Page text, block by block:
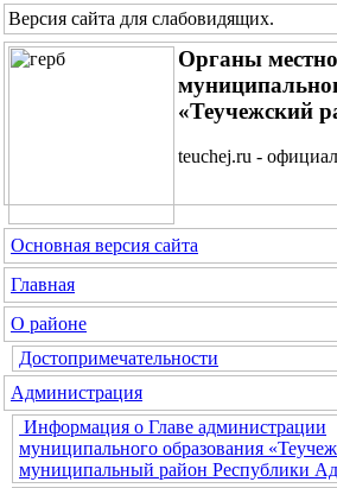
Версия сайта для слабовидящих.
Органы
«Теучежский
teuchej.ru -
Основная версия сайта
Главная
О районе
Достопримечательности
Администрация
Информация о Главе администрации
муниципального образования
муниципальный район Республики